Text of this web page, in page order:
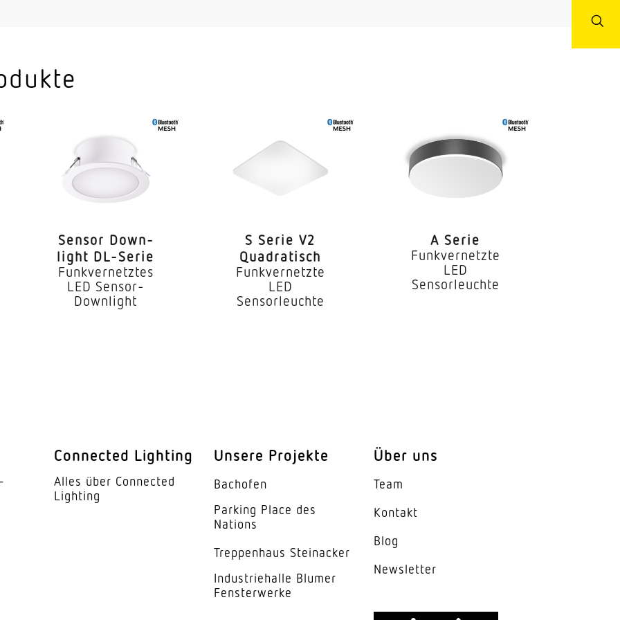
geeignet für Durchgangsverdrahtung
70000 h
IP20
105°
E
5 Jahre
Sensor Down­
light DL-Serie
Funkvernetztes
LED Sensor-
Downlight
S Serie V2
Quadratisch
Funkvernetzte
LED
Sensorleuchte
A Serie
Funkvernetzte
LED
Sensorleuchte
Connected Lighting
Alles über Connected
Lighting
Unsere Projekte
Bachofen
Parking Place des
Nations
Trep­penhaus Steinacker
Indus­trie­halle Blumer
Fensterwerke
Über uns
Team
Kontakt
Blog
News­letter